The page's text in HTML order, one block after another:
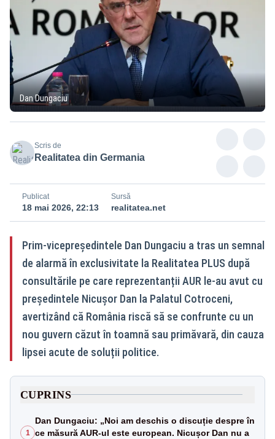
Dan Dungaciu
Scris de
Realitatea din Germania
Publicat
18 mai 2026, 22:13
Sursă
realitatea.net
Prim-vicepreședintele Dan Dungaciu a tras un semnal
de alarmă în exclusivitate la Realitatea PLUS după
consultările pe care reprezentanții AUR le-au avut cu
președintele Nicușor Dan la Palatul Cotroceni,
avertizând că România riscă să se confrunte cu un
nou guvern căzut în toamnă sau primăvară, din cauza
lipsei acute de soluții politice.
CUPRINS
1
Dan Dungaciu: „Noi am deschis o discuție despre în
ce măsură AUR-ul este european. Nicușor Dan nu a